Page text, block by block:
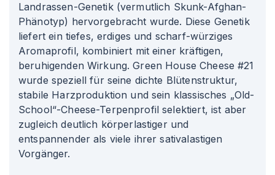
Landrassen-Genetik (vermutlich Skunk-Afghan-
Phänotyp) hervorgebracht wurde. Diese Genetik
liefert ein tiefes, erdiges und scharf-würziges
Aromaprofil, kombiniert mit einer kräftigen,
beruhigenden Wirkung. Green House Cheese #21
wurde speziell für seine dichte Blütenstruktur,
stabile Harzproduktion und sein klassisches „Old-
School“-Cheese-Terpenprofil selektiert, ist aber
zugleich deutlich körperlastiger und
entspannender als viele ihrer sativalastigen
Vorgänger.